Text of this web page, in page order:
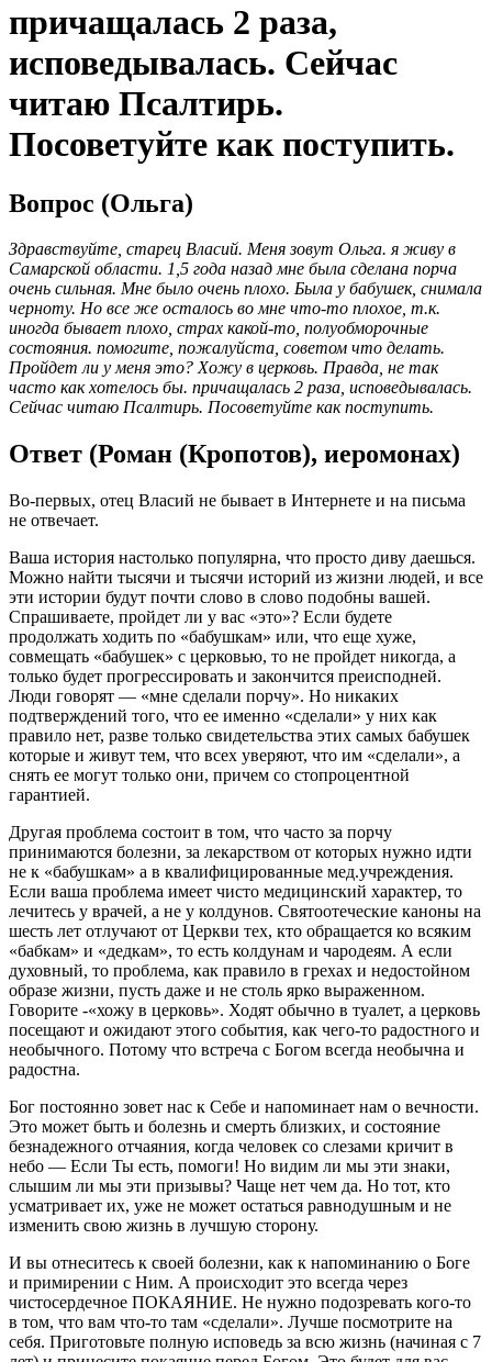
причащалась 2 раза,
исповедывалась. Сейчас
читаю Псалтирь.
Посоветуйте как поступить.
Вопрос (Ольга)
Здравствуйте, старец Власий. Меня зовут Ольга. я живу в
Самарской области. 1,5 года назад мне была сделана порча
очень сильная. Мне было очень плохо. Была у бабушек, снимала
черноту. Но все же осталось во мне что-то плохое, т.к.
иногда бывает плохо, страх какой-то, полуобморочные
состояния. помогите, пожалуйста, советом что делать.
Пройдет ли у меня это? Хожу в церковь. Правда, не так
часто как хотелось бы. причащалась 2 раза, исповедывалась.
Сейчас читаю Псалтирь. Посоветуйте как поступить.
Ответ (Роман (Кропотов), иеромонах)
Во-первых, отец Власий не бывает в Интернете и на письма
не отвечает.
Ваша история настолько популярна, что просто диву даешься.
Можно найти тысячи и тысячи историй из жизни людей, и все
эти истории будут почти слово в слово подобны вашей.
Спрашиваете, пройдет ли у вас «это»? Если будете
продолжать ходить по «бабушкам» или, что еще хуже,
совмещать «бабушек» с церковью, то не пройдет никогда, а
только будет прогрессировать и закончится преисподней.
Люди говорят — «мне сделали порчу». Но никаких
подтверждений того, что ее именно «сделали» у них как
правило нет, разве только свидетельства этих самых бабушек
которые и живут тем, что всех уверяют, что им «сделали», а
снять ее могут только они, причем со стопроцентной
гарантией.
Другая проблема состоит в том, что часто за порчу
принимаются болезни, за лекарством от которых нужно идти
не к «бабушкам» а в квалифицированные мед.учреждения.
Если ваша проблема имеет чисто медицинский характер, то
лечитесь у врачей, а не у колдунов. Святоотеческие каноны на
шесть лет отлучают от Церкви тех, кто обращается ко всяким
«бабкам» и «дедкам», то есть колдунам и чародеям. А если
духовный, то проблема, как правило в грехах и недостойном
образе жизни, пусть даже и не столь ярко выраженном.
Говорите -«хожу в церковь». Ходят обычно в туалет, а церковь
посещают и ожидают этого события, как чего-то радостного и
необычного. Потому что встреча с Богом всегда необычна и
радостна.
Бог постоянно зовет нас к Себе и напоминает нам о вечности.
Это может быть и болезнь и смерть близких, и состояние
безнадежного отчаяния, когда человек со слезами кричит в
небо — Если Ты есть, помоги! Но видим ли мы эти знаки,
слышим ли мы эти призывы? Чаще нет чем да. Но тот, кто
усматривает их, уже не может остаться равнодушным и не
изменить свою жизнь в лучшую сторону.
И вы отнеситесь к своей болезни, как к напоминанию о Боге
и примирении с Ним. А происходит это всегда через
чистосердечное ПОКАЯНИЕ. Не нужно подозревать кого-то
в том, что вам что-то там «сделали». Лучше посмотрите на
себя. Приготовьте полную исповедь за всю жизнь (начиная с 7